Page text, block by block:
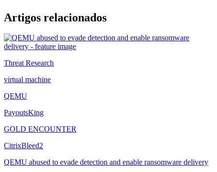
Artigos relacionados
Threat Research
virtual machine
QEMU
PayoutsKing
GOLD ENCOUNTER
CitrixBleed2
QEMU abused to evade detection and enable ransomware delivery